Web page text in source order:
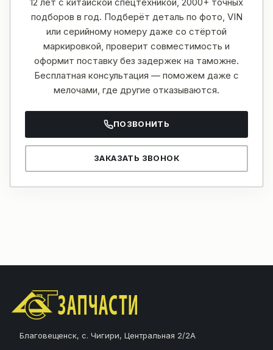
подборов в год. Подберёт деталь по фото, VIN
или серийному номеру даже со стёртой
маркировкой, проверит совместимость и
оформит поставку без задержек на таможне.
Бесплатная консультация — поможем даже с
мелочами, где другие отказываются.
ПОЗВОНИТЬ
ЗАКАЗАТЬ ЗВОНОК
Благовещенск, с. Чигири, Центральная 2/2А